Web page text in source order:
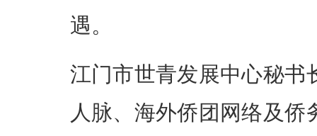
遇。
江门市世青发展中心秘书
人脉、海外侨团网络及